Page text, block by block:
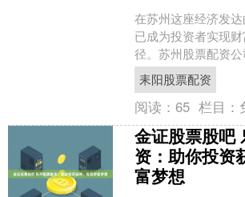
在苏州这座经济发
已成为投资者实现
径。苏州股票配资
帮助投资者放大投资
险耒阳股票配资。
耒阳股票配资
阅读：65 栏目：
金证股票股吧
资：助你投资
富梦想